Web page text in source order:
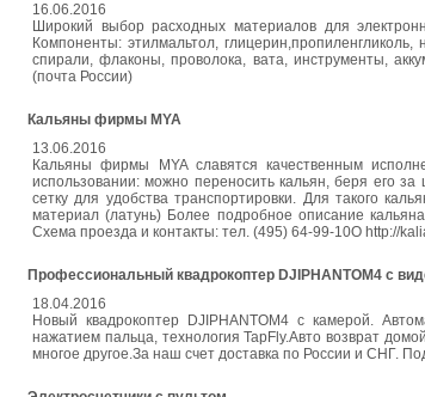
16.06.2016
Широкий выбор расходных материалов для
Компоненты: этилмальтол,
спирали, флаконы, проволока, вата, инструменты,
(почта России)
Кальяны фирмы MYA
13.06.2016
Кальяны фирмы MYA славятся качественным
использовании: можно переносить кальян, беря его
сетку для удобства транспортировки. Для такого
мaтeриaл (латунь) Более подробное описание
Сxема проeздa и контaкты: тел. (495) 64-99-10O http://
Профессиональный квадрокоптер DJIPHANTOM4 с
18.04.2016
Новый квадрокоптер DJIPHANTOM4 с камерой.
нажатием пальца, технология TapFly.Авто возврат
многое другое.За наш счет доставка по России и СНГ.